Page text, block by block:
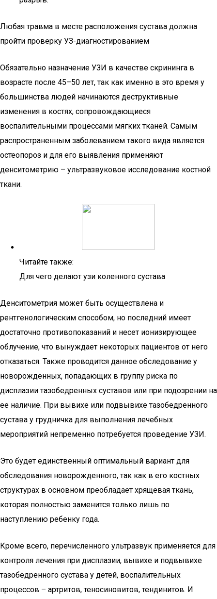
Любая травма в месте расположения сустава должна
пройти проверку УЗ-диагностированием
Обязательно назначение УЗИ в качестве скрининга в
возрасте после 45–50 лет, так как именно в это время у
большинства людей начинаются деструктивные
изменения в костях, сопровождающиеся
воспалительными процессами мягких тканей. Самым
распространенным заболеванием такого вида является
остеопороз и для его выявления применяют
денситометрию – ультразвуковое исследование костной
ткани.
Читайте также:
Для чего делают узи коленного сустава
Денситометрия может быть осуществлена и
рентгенологическим способом, но последний имеет
достаточно противопоказаний и несет ионизирующее
облучение, что вынуждает некоторых пациентов от него
отказаться. Также проводится данное обследование у
новорожденных, попадающих в группу риска по
дисплазии тазобедренных суставов или при подозрении на
ее наличие. При вывихе или подвывихе тазобедренного
сустава у грудничка для выполнения лечебных
мероприятий непременно потребуется проведение УЗИ.
Это будет единственный оптимальный вариант для
обследования новорожденного, так как в его костных
структурах в основном преобладает хрящевая ткань,
которая полностью заменится только лишь по
наступлению ребенку года.
Кроме всего, перечисленного ультразвук применяется для
контроля лечения при дисплазии, вывихе и подвывихе
тазобедренного сустава у детей, воспалительных
процессов – артритов, теносиновитов, тендинитов. И